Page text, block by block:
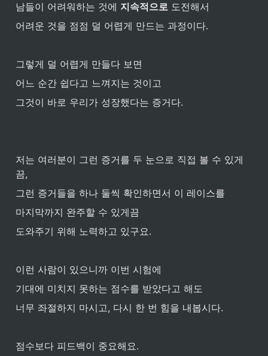
남들이 어려워하는 것에 지속적으로 도전해서
어려운 것을 점점 덜 어렵게 만드는 과정이다.
그렇게 덜 어렵게 만들다 보면
어느 순간 쉽다고 느껴지는 것이고
그것이 바로 우리가 성장했다는 증거다.
저는 여러분이 그런 증거를 두 눈으로 직접 볼 수 있게
끔,
그런 증거들을 하나 둘씩 확인하면서 이 레이스를
마지막까지 완주할 수 있게끔
도와주기 위해 노력하고 있구요.
이런 사람이 있으니까 이번 시험에
기대에 미치지 못하는 점수를 받았다고 해도
너무 좌절하지 마시고, 다시 한 번 힘을 내봅시다.
점수보다 피드백이 중요해요.